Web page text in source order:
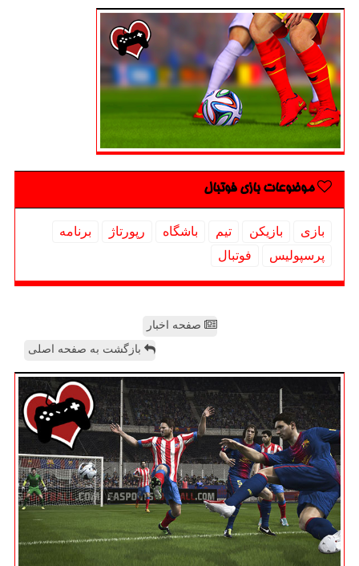
موضوعات بازی فوتبال
بازی بازیكن تیم باشگاه رپورتاژ
برنامه
پرسپولیس
فوتبال
صفحه اخبار
بازگشت به صفحه اصلی